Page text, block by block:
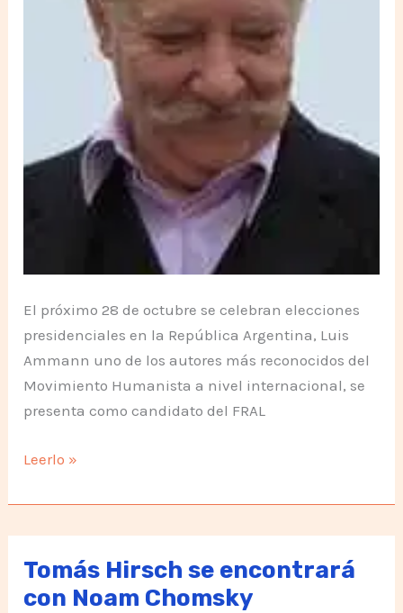
El próximo 28 de octubre se celebran elecciones
presidenciales en la República Argentina, Luis
Ammann uno de los autores más reconocidos del
Movimiento Humanista a nivel internacional, se
presenta como candidato del FRAL
Humanistas
comunistas
unidos
por
Latinoamérica
Leerlo »
Tomás Hirsch se encontrará
con Noam Chomsky